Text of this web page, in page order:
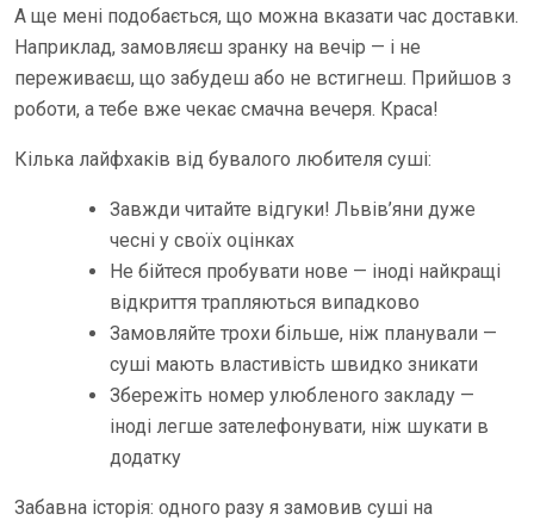
А ще мені подобається, що можна вказати час доставки.
Наприклад, замовляєш зранку на вечір — і не
переживаєш, що забудеш або не встигнеш. Прийшов з
роботи, а тебе вже чекає смачна вечеря. Краса!
Кілька лайфхаків від бувалого любителя суші:
Завжди читайте відгуки! Львів’яни дуже
чесні у своїх оцінках
Не бійтеся пробувати нове — іноді найкращі
відкриття трапляються випадково
Замовляйте трохи більше, ніж планували —
суші мають властивість швидко зникати
Збережіть номер улюбленого закладу —
іноді легше зателефонувати, ніж шукати в
додатку
Забавна історія: одного разу я замовив суші на